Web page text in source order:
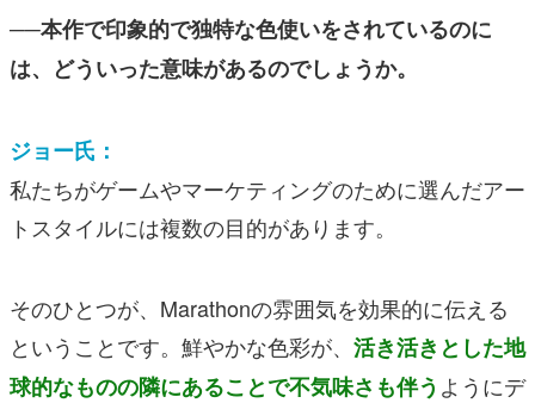
──本作で印象的で独特な色使いをされているのに
は、どういった意味があるのでしょうか。
ジョー氏：
私たちがゲームやマーケティングのために選んだアー
トスタイルには複数の目的があります。
そのひとつが、Marathonの雰囲気を効果的に伝える
ということです。鮮やかな色彩が、 活き活きとした地
球的なものの隣にあることで不気味さも伴う ようにデ